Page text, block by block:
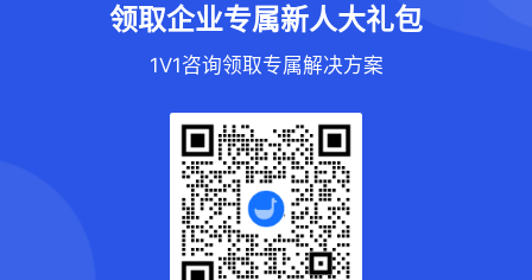
领取企业专属新人大礼包
1V1咨询领取专属解决方案